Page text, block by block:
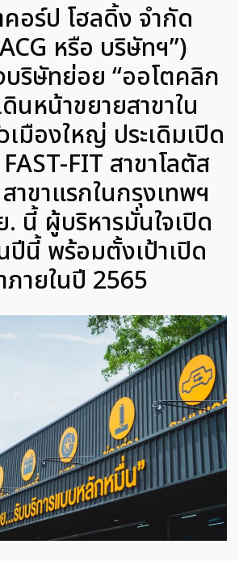
อร์ป โฮลดิ้ง จำกัด
หรือ บริษัทฯ”)
ริษัทย่อย “ออโตคลิก
นหน้าขยายสาขาใน
มืองใหญ่ ประเดิมเปิด
FIT สาขาโลตัส
าขาแรกในกรุงเทพฯ
นี้ ผู้บริหารมั่นใจเปิด
ปีนี้ พร้อมตั้งเป้าเปิด
ายในปี 2565